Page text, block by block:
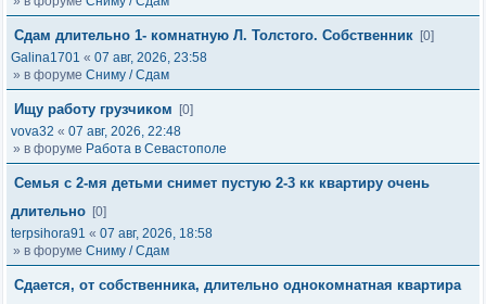
Сдам длительно 1- комнатную Л. Толстого. Собственник [0]
Galina1701 « 07 авг, 2026, 23:58
» в форуме Сниму / Сдам
Ищу работу грузчиком
[0]
vova32 « 07 авг, 2026, 22:48
» в форуме Работа в Севастополе
Семья с 2-мя детьми снимет пустую 2-3 кк квартиру очень
длительно [0]
terpsihora91 « 07 авг, 2026, 18:58
» в форуме Сниму / Сдам
Сдается, от собственника, длительно однокомнатная квартира